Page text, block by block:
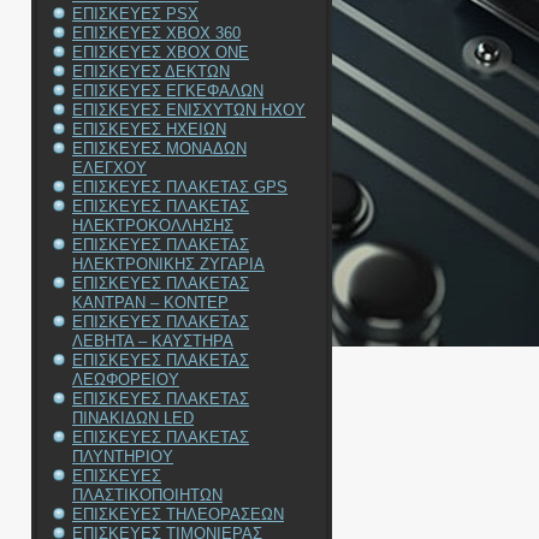
ΕΠΙΣΚΕΥΕΣ PSX
ΕΠΙΣΚΕΥΕΣ XBOX 360
ΕΠΙΣΚΕΥΕΣ XBOX ONE
ΕΠΙΣΚΕΥΕΣ ΔΕΚΤΩΝ
ΕΠΙΣΚΕΥΕΣ ΕΓΚΕΦΑΛΩΝ
ΕΠΙΣΚΕΥΕΣ ΕΝΙΣΧΥΤΩΝ ΗΧΟΥ
ΕΠΙΣΚΕΥΕΣ ΗΧΕΙΩΝ
ΕΠΙΣΚΕΥΕΣ ΜΟΝΑΔΩΝ
ΕΛΕΓΧΟΥ
ΕΠΙΣΚΕΥΕΣ ΠΛΑΚΕΤΑΣ GPS
ΕΠΙΣΚΕΥΕΣ ΠΛΑΚΕΤΑΣ
ΗΛΕΚΤΡΟΚΟΛΛΗΣΗΣ
ΕΠΙΣΚΕΥΕΣ ΠΛΑΚΕΤΑΣ
ΗΛΕΚΤΡΟΝΙΚΗΣ ΖΥΓΑΡΙΑ
ΕΠΙΣΚΕΥΕΣ ΠΛΑΚΕΤΑΣ
ΚΑΝΤΡΑΝ – ΚΟΝΤΕΡ
ΕΠΙΣΚΕΥΕΣ ΠΛΑΚΕΤΑΣ
ΛΕΒΗΤΑ – ΚΑΥΣΤΗΡΑ
ΕΠΙΣΚΕΥΕΣ ΠΛΑΚΕΤΑΣ
ΛΕΩΦΟΡΕΙΟΥ
ΕΠΙΣΚΕΥΕΣ ΠΛΑΚΕΤΑΣ
ΠΙΝΑΚΙΔΩΝ LED
ΕΠΙΣΚΕΥΕΣ ΠΛΑΚΕΤΑΣ
ΠΛΥΝΤΗΡΙΟΥ
ΕΠΙΣΚΕΥΕΣ
ΠΛΑΣΤΙΚΟΠΟΙΗΤΩΝ
ΕΠΙΣΚΕΥΕΣ ΤΗΛΕΟΡΑΣΕΩΝ
ΕΠΙΣΚΕΥΕΣ ΤΙΜΟΝΙΕΡΑΣ